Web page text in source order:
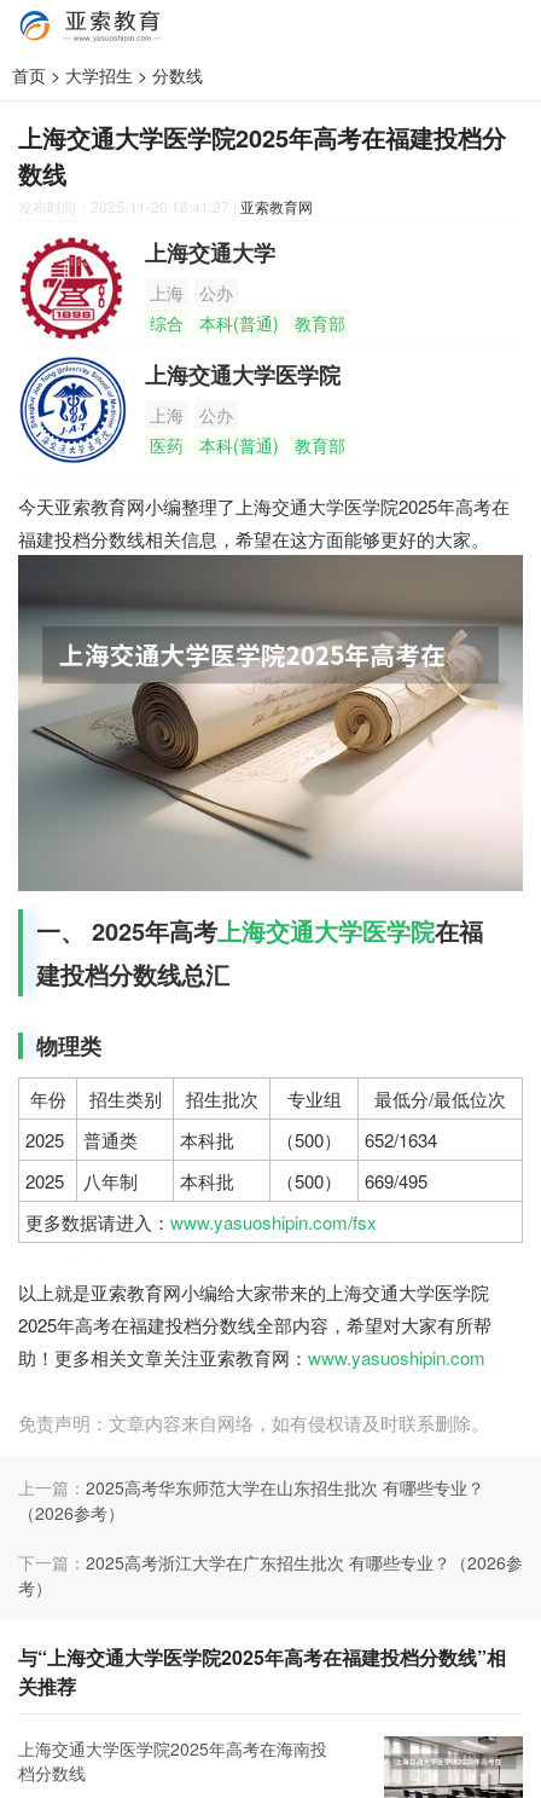
首页 > 大学招生 > 分数线
上海交通大学医学院2025年高考在福建投档分
数线
发布时间：2025-11-20 18:41:27 | 亚索教育网
上海交通大学
上海
公办
综合
本科(普通) 教育部
上海交通大学医学院
上海
公办
医药
本科(普通) 教育部
今天亚索教育网小编整理了上海交通大学医学院2025年高考在
福建投档分数线相关信息，希望在这方面能够更好的大家。
一、 2025年高考上海交通大学医学院在福
建投档分数线总汇
物理类
年份 招生类别 招生批次 专业组
最低分/最低位次
2025
普通类 本科批 （500）
652/1634
2025
八年制 本科批 （500）
669/495
更多数据请进入： www.yasuoshipin.com/fsx
以上就是亚索教育网小编给大家带来的上海交通大学医学院
2025年高考在福建投档分数线全部内容，希望对大家有所帮
助！更多相关文章关注亚索教育网： www.yasuoshipin.com
免责声明：文章内容来自网络，如有侵权请及时联系删除。
上一篇： 2025高考华东师范大学在山东招生批次 有哪些专业？
（2026参考）
下一篇： 2025高考浙江大学在广东招生批次 有哪些专业？（2026参
考）
与“上海交通大学医学院2025年高考在福建投档分数线”相
关推荐
上海交通大学医学院2025年高考在海南投
档分数线